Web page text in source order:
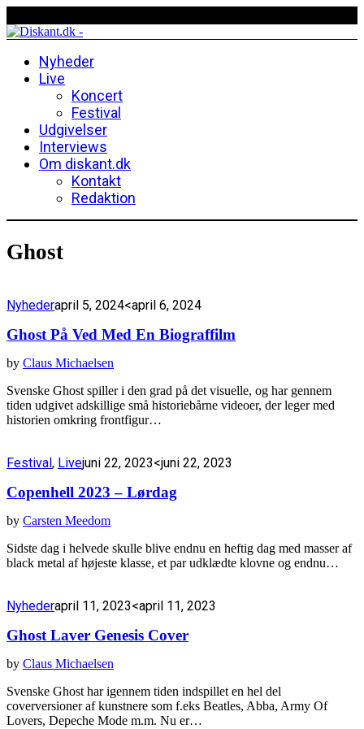
Nyheder
Live
Koncert
Festival
Udgivelser
Interviews
Om diskant.dk
Kontakt
Redaktion
Ghost
Nyhederapril 5, 2024<april 6, 2024
Ghost På Ved Med En Biograffilm
by Claus Michaelsen
Svenske Ghost spiller i den grad på det visuelle, og har gennem
tiden udgivet adskillige små historiebårne videoer, der leger med
historien omkring frontfigur…
Festival, Livejuni 22, 2023<juni 22, 2023
Copenhell 2023 – Lørdag
by Carsten Meedom
Sidste dag i helvede skulle blive endnu en heftig dag med masser af
black metal af højeste klasse, et par udklædte klovne og endnu…
Nyhederapril 11, 2023<april 11, 2023
Ghost Laver Genesis Cover
by Claus Michaelsen
Svenske Ghost har igennem tiden indspillet en hel del
coverversioner af kunstnere som f.eks Beatles, Abba, Army Of
Lovers, Depeche Mode m.m. Nu er…